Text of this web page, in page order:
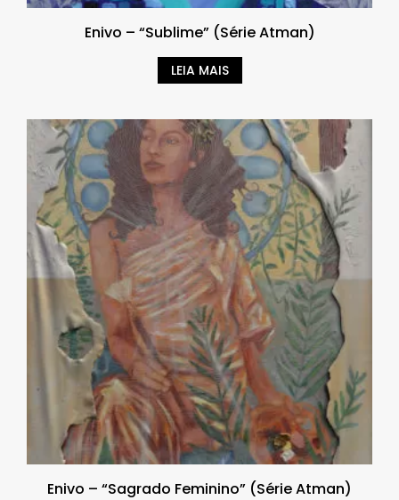
Enivo – “Sublime” (Série Atman)
LEIA MAIS
Enivo – “Sagrado Feminino” (Série Atman)